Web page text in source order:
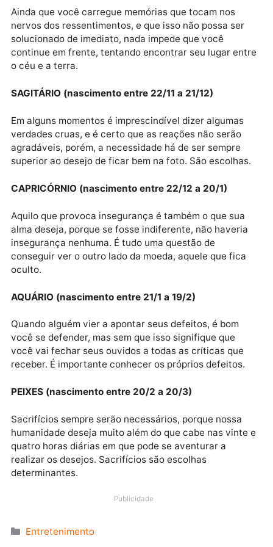
banalidades.
LIBRA (nascimento entre 23/9 a 22/10)
assim, vai ter de lidar com pessoas que são o oposto
e demônios se acotovelam na mesma mesa de
negociação.
ESCORPIÃO (nascimento entre 23/9 a 21/11)
Ainda que você carregue memórias que tocam nos
nervos dos ressentimentos, e que isso não possa ser
solucionado de imediato, nada impede que você
continue em frente, tentando encontrar seu lugar
o céu e a terra.
verdades cruas, e é certo que as reações não serão
agradáveis, porém, a necessidade há de ser sempre
superior ao desejo de ficar bem na foto. São
CAPRICÓRNIO (nascimento entre 22/12 a 20/1)
Aquilo que provoca insegurança é também o que sua
alma deseja, porque se fosse indiferente, não
insegurança nenhuma. É tudo uma questão de
conseguir ver o outro lado da moeda, aquele que fica